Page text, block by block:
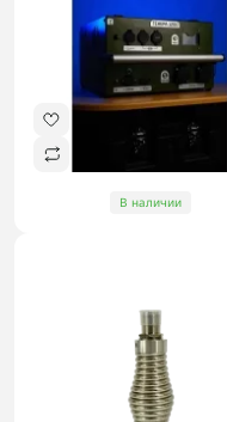
В наличии